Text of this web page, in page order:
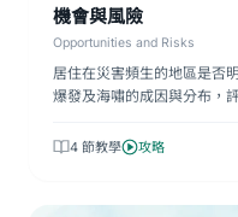
機會與風險
Opportunities and Risks
居住在災害頻生的地區是否
爆發及海嘯的成因與分布，
4 節教學 攻略